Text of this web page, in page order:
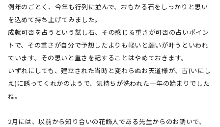
例年のごとく、今年も行列に並んで、おもかる石をしっかりと思い
を込めて持ち上げてみました。
成就可否を占うという試し石、その感じる重さが可否の占いポイン
トで、その重さが自分で予想したよりも軽いと願いが叶うといわれ
ています。その思いと重さを記することはやめておきます。
いずれにしても、建立された当時と変わらぬお天道様が、古(いにし
え)に誘ってくれかのようで、気持ちが洗われた一年の始まりでした
ね。
2月には、以前から知り合いの花飾人である先生からのお誘いで、